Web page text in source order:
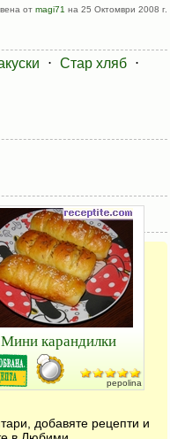
от magi71 на 25 Октомври 2008 г.
⋅ Стар хляб ⋅
Мини карандилки
pepolina
добавяте рецепти и